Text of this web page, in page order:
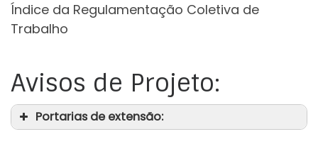
Índice da Regulamentação Coletiva de
Trabalho
Avisos de Projeto:
Portarias de extensão: